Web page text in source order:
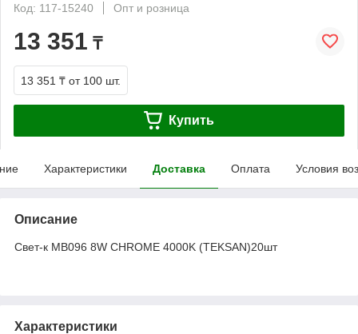
Код: 117-15240
Опт и розница
13 351 ₸
13 351 ₸ от 100 шт.
Купить
Характеристики Доставка Оплата Условия
Описание
Свет-к MB096 8W CHROME 4000K (TEKSAN)20шт
Характеристики